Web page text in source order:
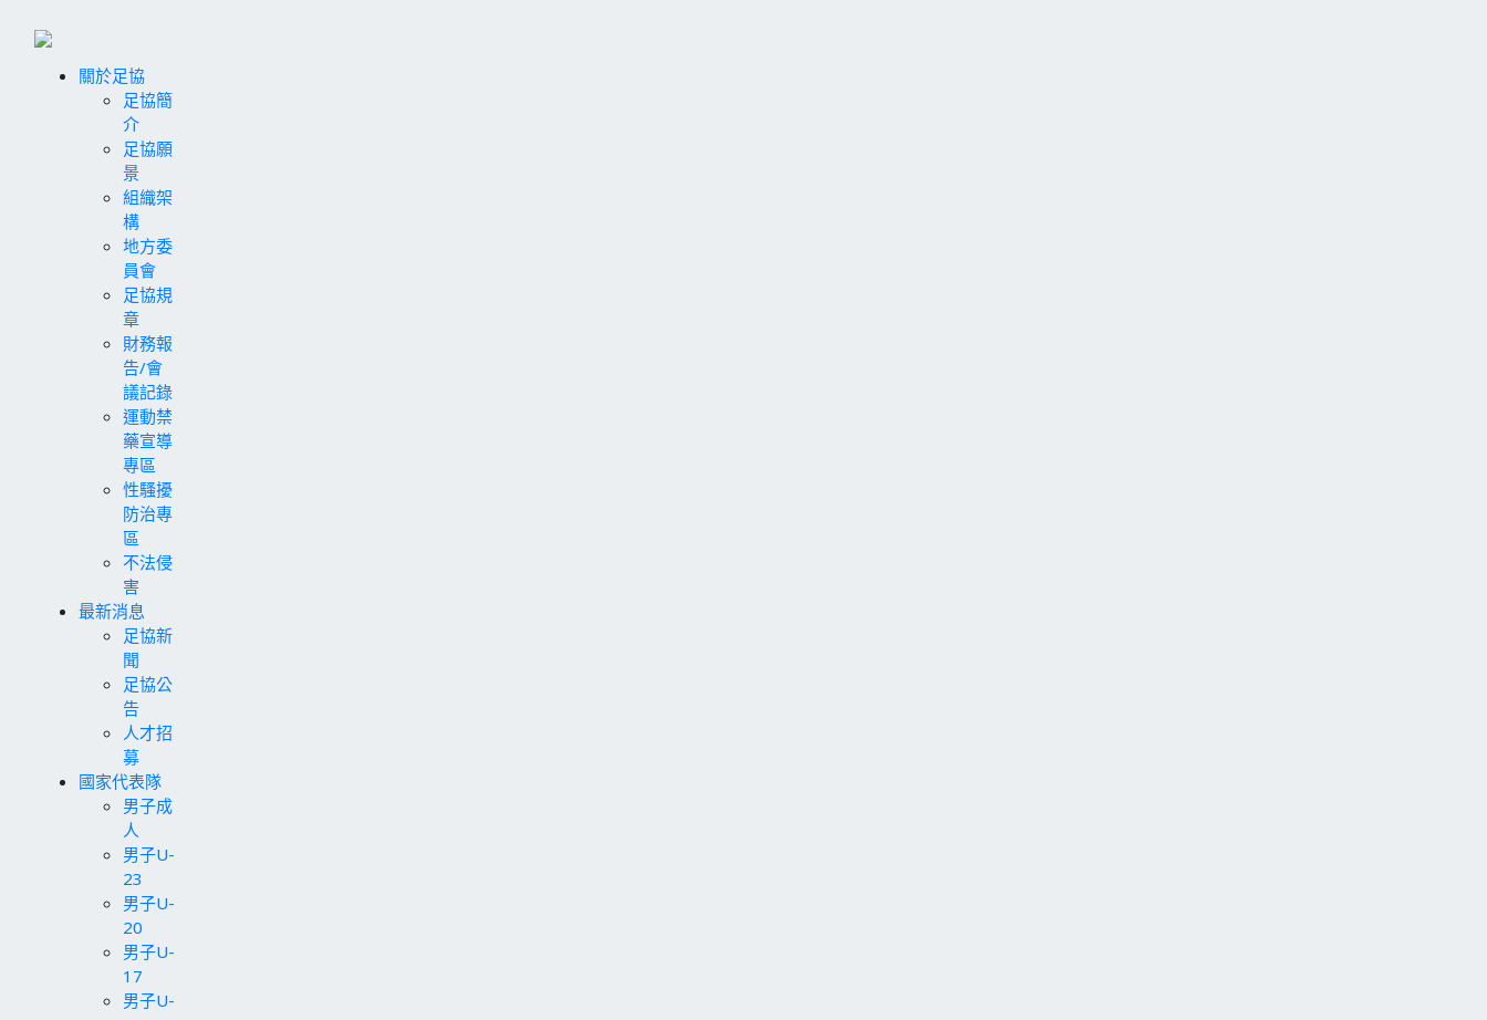
關於足協
足協簡
介
足協願
景
組織架
構
地方委
員會
足協規
章
財務報
告/會
議記錄
運動禁
藥宣導
專區
性騷擾
防治專
區
不法侵
害
最新消息
足協新
聞
足協公
告
人才招
募
國家代表隊
男子成
人
男子U-
23
男子U-
20
男子U-
17
男子U-